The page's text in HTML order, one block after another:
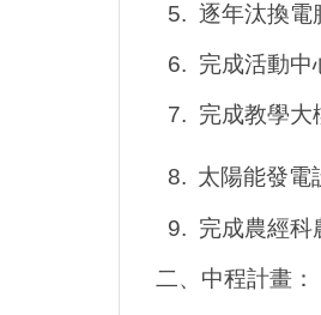
5. 逐年汰換電
6. 完成活動中
7. 完成教學大
8. 太陽能發電
9. 完成農經科
二、中程計畫：